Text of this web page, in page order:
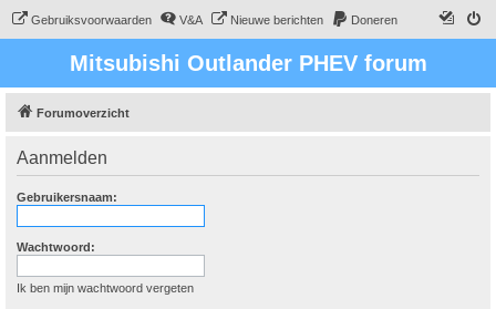
Gebruiksvoorwaarden V&A Nieuwe berichten Doneren
Mitsubishi Outlander PHEV forum
Forumoverzicht
Aanmelden
Gebruikersnaam:
Wachtwoord:
Ik ben mijn wachtwoord vergeten